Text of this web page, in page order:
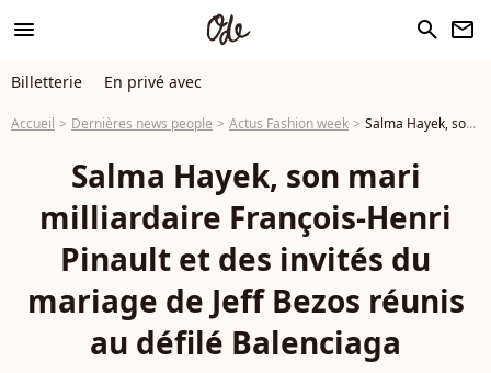
menu search newsletter
Billetterie En privé avec
Accueil Dernières news people Actus Fashion week Salma Hayek, son mari milliardaire François-Henri Pinault et des invités du mariage de Jeff Bezos réunis au défilé Balenciaga
Salma Hayek, son mari
milliardaire François-Henri
Pinault et des invités du
mariage de Jeff Bezos réunis
au défilé Balenciaga